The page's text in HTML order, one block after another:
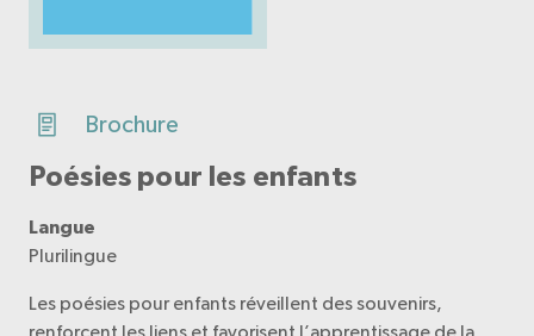
Brochure
Poésies pour les enfants
Langue
Plurilingue
Les poésies pour enfants réveillent des souvenirs,